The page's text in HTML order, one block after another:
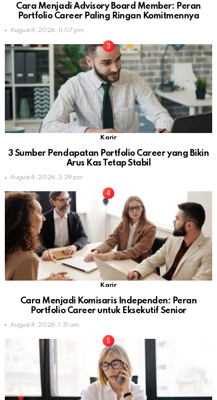
Cara Menjadi Advisory Board Member: Peran
Portfolio Career Paling Ringan Komitmennya
August 4, 2026, 11:07 pm
Karir
3 Sumber Pendapatan Portfolio Career yang Bikin
Arus Kas Tetap Stabil
August 4, 2026, 3:29 pm
Karir
Cara Menjadi Komisaris Independen: Peran
Portfolio Career untuk Eksekutif Senior
August 4, 2026, 1:31 am